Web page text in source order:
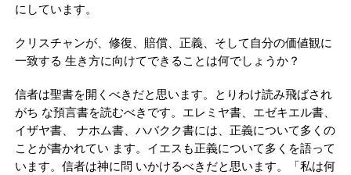
にしています。
クリスチャンが、修復、賠償、正義、そして自分の価値観に
一致する 生き方に向けてできることは何でしょうか？
信者は聖書を開くべきだと思います。とりわけ読み飛ばされ
がち な預言書を読むべきです。エレミヤ書、エゼキエル書、
イザヤ書、 ナホム書、ハバクク書には、正義について多くの
ことが書かれてい ます。イエスも正義について多くを語って
います。信者は神に問 いかけるべきだと思います。「私は何